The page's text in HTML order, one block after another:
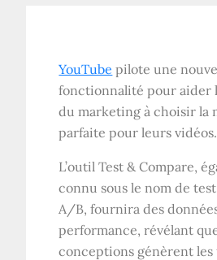
YouTube pilote une
fonctionnalité pour aider
du marketing à choisir la
parfaite pour leurs vidéos.
L’outil Test & Compare,
connu sous le nom de
A/B, fournira des
performance, révélant
conceptions génèrent les